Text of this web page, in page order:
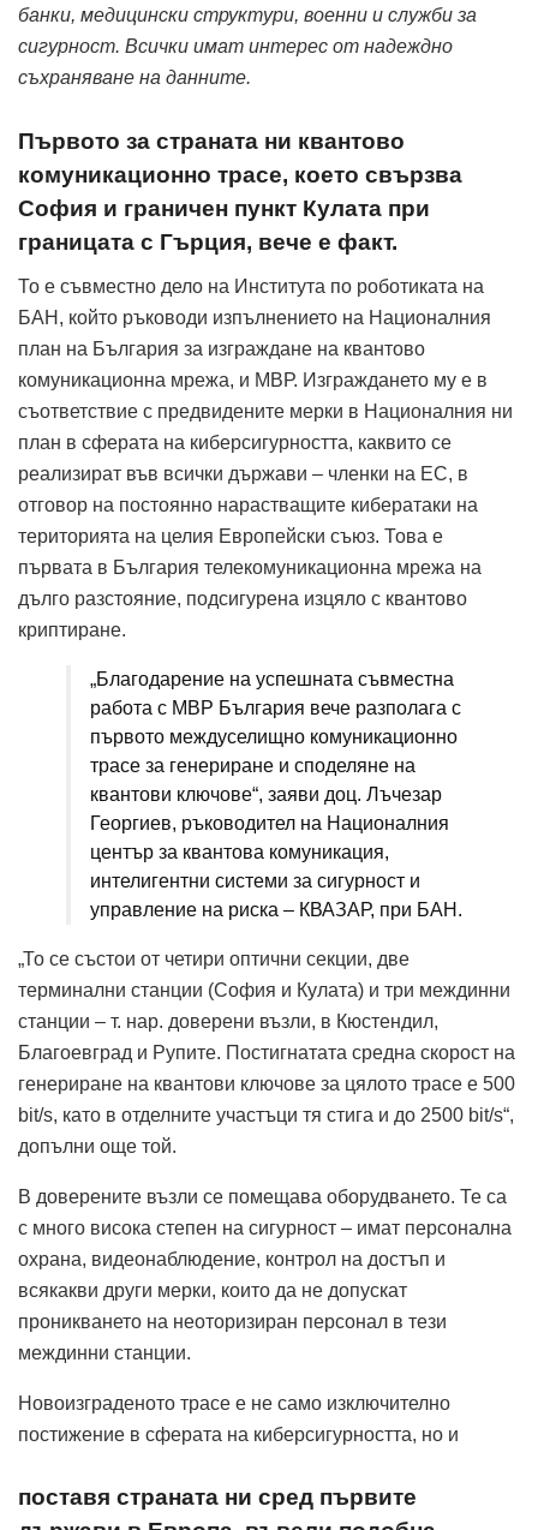
банки, медицински структури, военни и служби за
сигурност. Всички имат интерес от надеждно
съхраняване на данните.
Първото за страната ни квантово
комуникационно трасе, което свързва
София и граничен пункт Кулата при
границата с Гърция, вече е факт.
То е съвместно дело на Института по роботиката на
БАН, който ръководи изпълнението на Националния
план на България за изграждане на квантово
комуникационна мрежа, и МВР. Изграждането му е в
съответствие с предвидените мерки в Националния ни
план в сферата на киберсигурността, каквито се
реализират във всички държави – членки на ЕС, в
отговор на постоянно нарастващите кибератаки на
територията на целия Европейски съюз. Това е
първата в България телекомуникационна мрежа на
дълго разстояние, подсигурена изцяло с квантово
криптиране.
„Благодарение на успешната съвместна
работа с МВР България вече разполага с
първото междуселищно комуникационно
трасе за генериране и споделяне на
квантови ключове“, заяви доц. Лъчезар
Георгиев, ръководител на Националния
център за квантова комуникация,
интелигентни системи за сигурност и
управление на риска – КВАЗАР, при БАН.
„То се състои от четири оптични секции, две
терминални станции (София и Кулата) и три междинни
станции – т. нар. доверени възли, в Кюстендил,
Благоевград и Рупите. Постигнатата средна скорост на
генериране на квантови ключове за цялото трасе е 500
bit/s, като в отделните участъци тя стига и до 2500 bit/s“,
допълни още той.
В доверените възли се помещава оборудването. Те са
с много висока степен на сигурност – имат персонална
охрана, видеонаблюдение, контрол на достъп и
всякакви други мерки, които да не допускат
проникването на неоторизиран персонал в тези
междинни станции.
Новоизграденото трасе е не само изключително
постижение в сферата на киберсигурността, но и
поставя страната ни сред първите